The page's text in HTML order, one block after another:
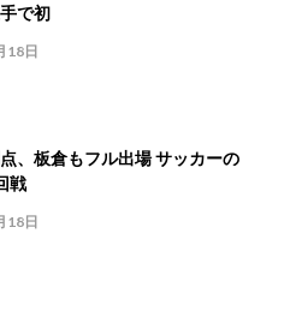
で初
18日
、板倉もフル出場 サッカーの
戦
18日